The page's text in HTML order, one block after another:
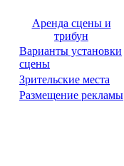
Аренда сцены и
трибун
Варианты установки
сцены
Зрительские места
Размещение рекламы